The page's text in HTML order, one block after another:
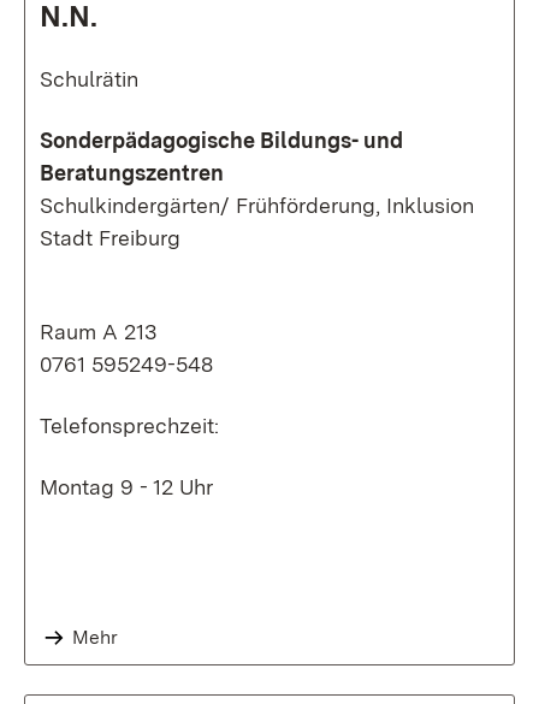
N.N.
Schulrätin
Sonderpädagogische Bildungs- und
Beratungszentren
Schulkindergärten/ Frühförderung, Inklusion
Stadt Freiburg
Raum A 213
0761 595249-548
Telefonsprechzeit:
Montag 9 - 12 Uhr
Mehr